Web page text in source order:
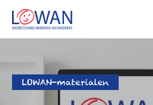
LOWAN-materialen